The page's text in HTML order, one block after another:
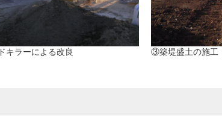
キラーによる改良 ③築堤盛土の施工